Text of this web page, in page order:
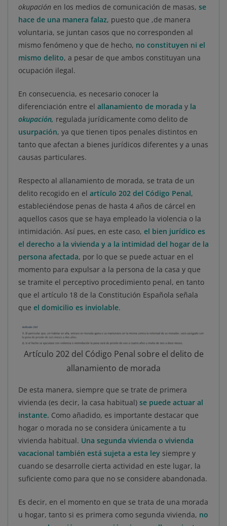
okupación en los medios de comunicación de masas, se
hace de una manera falaz, puesto que ,de manera
voluntaria, se juntan casos que no corresponden al
mismo fenómeno y que de hecho, no constituyen ni el
mismo delito, a pesar de que ambos constituyan una
ocupación ilegal.
En consecuencia, es necesario conocer la
diferenciación entre el allanamiento de morada y la
okupación, regulada jurídicamente como delito de
usurpación, ya que tienen tipos penales distintos en
tanto que afectan a bienes jurídicos diferentes y a unas
causas particulares.
Respecto al allanamiento de morada, se trata de un
delito recogido en el artículo 202 del Código Penal,
estableciéndose penas de hasta 4 años de cárcel en
aquellos casos que se haya empleado la violencia o la
intimidación. Así pues, en este caso, el bien jurídico es
el derecho a la vivienda y a la intimidad del hogar de la
persona afectada, por lo que se puede actuar en el
momento para expulsar a la persona de la casa y que
se tramite el perceptivo procedimiento penal, en tanto
que el artículo 18 de la Constitución Española señala
que el domicilio es inviolable.
Artículo 202 del Código Penal sobre el delito de
allanamiento de morada
De esta manera, siempre que se trate de primera
vivienda (es decir, la casa habitual) se puede actuar al
instante. Como añadido, es importante destacar que
hogar o morada no se considera únicamente a tu
vivienda habitual. Una segunda vivienda o vivienda
vacacional también está sujeta a esta ley siempre y
cuando se desarrolle cierta actividad en este lugar, la
suficiente como para que no se considere abandonada.
Es decir, en el momento en que se trata de una morada
u hogar, tanto si es primera como segunda vivienda, no